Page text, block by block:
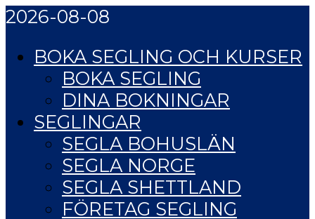
2026-08-08
BOKA SEGLING OCH KURSER
BOKA SEGLING
DINA BOKNINGAR
SEGLINGAR
SEGLA BOHUSLÄN
SEGLA NORGE
SEGLA SHETTLAND
FÖRETAG SEGLING